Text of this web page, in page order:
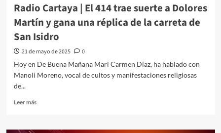
Radio Cartaya | El 414 trae suerte a Dolores
Martín y gana una réplica de la carreta de
San Isidro
21 de mayo de 2025
0
Hoy en De Buena Mañana Mari Carmen Díaz, ha hablado con
Manoli Moreno, vocal de cultos y manifestaciones religiosas
de...
Leer más